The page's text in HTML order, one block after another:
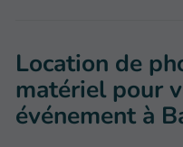
Location de
matériel pour
événement à